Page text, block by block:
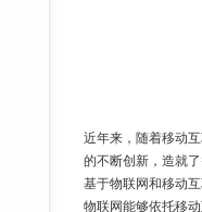
近年来，随着移动
的不断创新，造就
基于物联网和移动
物联网能够依托移